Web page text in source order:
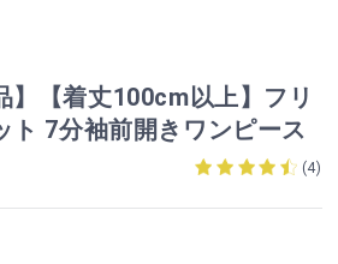
】【着丈100cm以上】フリ
ト 7分袖前開きワンピース
(4)